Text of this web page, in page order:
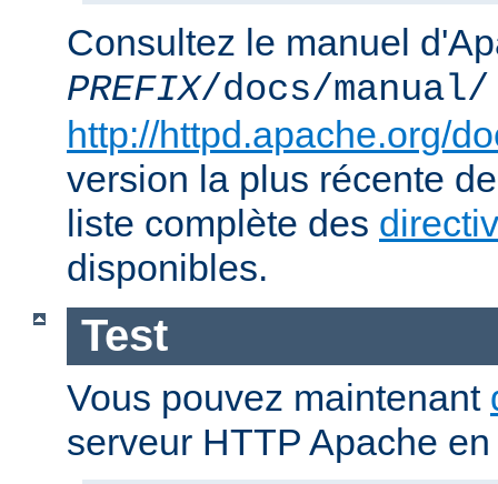
Consultez le manuel
PREFIX/docs/manual/
http://httpd.apache.org/
version la plus récente
liste complète des
disponibles.
Test
Vous pouvez maintenant
serveur HTTP Apache